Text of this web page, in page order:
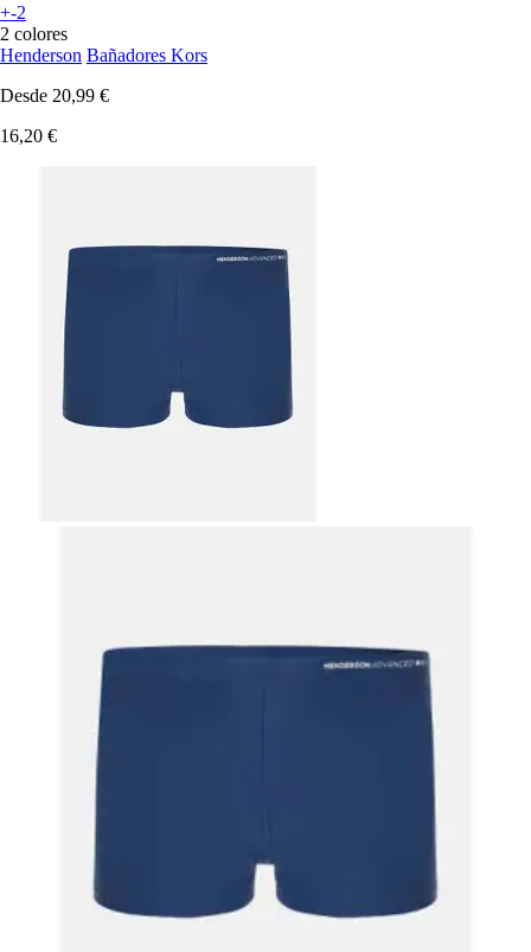
+-2
2 colores
Henderson Bañadores Kors
Desde 20,99 €
16,20 €